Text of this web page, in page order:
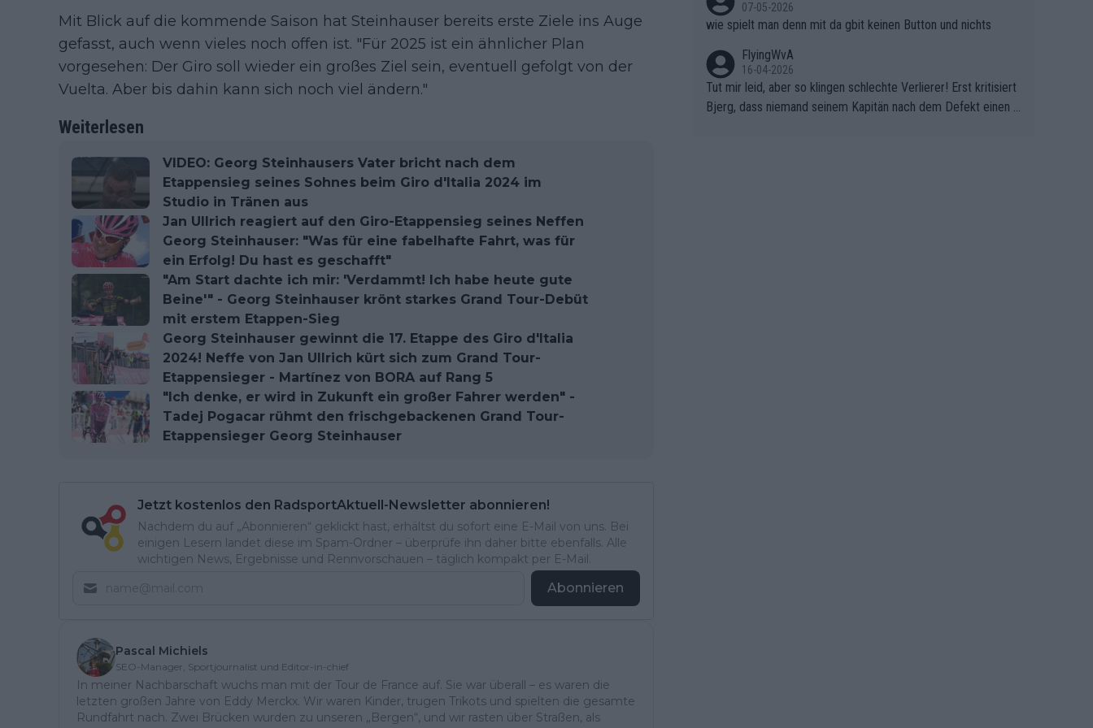
Mit Blick auf die kommende Saison hat Steinhauser bereits erste Ziele ins Auge
gefasst, auch wenn vieles noch offen ist. "Für 2025 ist ein ähnlicher Plan
vorgesehen: Der Giro soll wieder ein großes Ziel sein, eventuell gefolgt von der
Vuelta. Aber bis dahin kann sich noch viel ändern."
Weiterlesen
VIDEO: Georg Steinhausers Vater bricht nach dem
Etappensieg seines Sohnes beim Giro d'Italia 2024 im
Studio in Tränen aus
Jan Ullrich reagiert auf den Giro-Etappensieg seines Neffen
Georg Steinhauser: "Was für eine fabelhafte Fahrt, was für
ein Erfolg! Du hast es geschafft"
"Am Start dachte ich mir: 'Verdammt! Ich habe heute gute
Beine'" - Georg Steinhauser krönt starkes Grand Tour-Debüt
mit erstem Etappen-Sieg
Georg Steinhauser gewinnt die 17. Etappe des Giro d'Italia
2024! Neffe von Jan Ullrich kürt sich zum Grand Tour-
Etappensieger - Martínez von BORA auf Rang 5
"Ich denke, er wird in Zukunft ein großer Fahrer werden" -
Tadej Pogacar rühmt den frischgebackenen Grand Tour-
Etappensieger Georg Steinhauser
Jetzt kostenlos den RadsportAktuell-Newsletter abonnieren!
Nachdem du auf „Abonnieren“ geklickt hast, erhältst du sofort eine E-Mail von uns. Bei
einigen Lesern landet diese im Spam-Ordner – überprüfe ihn daher bitte ebenfalls. Alle
wichtigen News, Ergebnisse und Rennvorschauen – täglich kompakt per E-Mail.
Abonnieren
Pascal Michiels
SEO-Manager, Sportjournalist und Editor-in-chief
In meiner Nachbarschaft wuchs man mit der Tour de France auf. Sie war überall – es waren die
letzten großen Jahre von Eddy Merckx. Wir waren Kinder, trugen Trikots und spielten die gesamte
Rundfahrt nach. Zwei Brücken wurden zu unseren „Bergen“, und wir rasten über Straßen, als
07-05-2026
wie spielt man denn mit da gbit keinen Button und nichts
FlyingWvA
16-04-2026
Tut mir leid, aber so klingen schlechte Verlierer! Erst kritisiert
Bjerg, dass niemand seinem Kapitän nach dem Defekt einen r